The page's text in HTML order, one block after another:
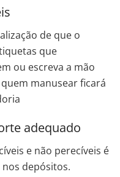
de que o
que
ou escreva a mão
manusear ficará
adequado
e não perecíveis é
depósitos.